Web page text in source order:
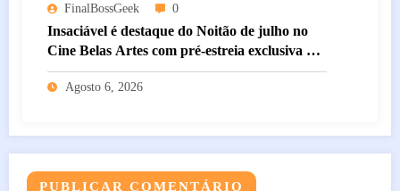
FinalBossGeek 0
Insaciável é destaque do Noitão de julho no
Cine Belas Artes com pré-estreia exclusiva do
novo body horror de Natalie Erika James
Agosto 6, 2026
PUBLICAR COMENTÁRIO